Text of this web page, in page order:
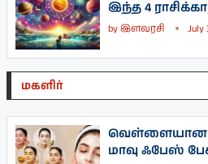
இந்த 4
byஇளவரசி July
மகளிர்
வெள்ளையான
மாவு ஃபேஸ்